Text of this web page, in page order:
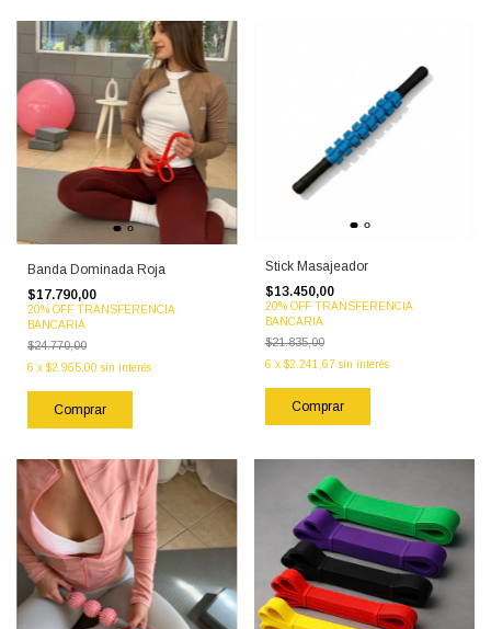
Banda Dominada Roja
$17.790,00
20% OFF TRANSFERENCIA
BANCARIA
$24.770,00
6 x $2.965,00 sin interés
Stick Masajeador
$13.450,00
20% OFF TRANSFERENCIA
BANCARIA
$21.835,00
6 x $2.241,67 sin interés